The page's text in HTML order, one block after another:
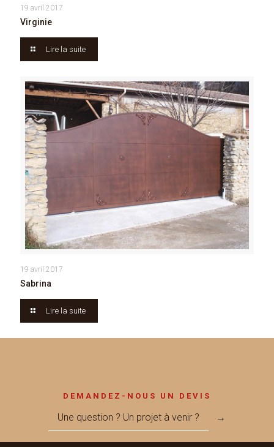
19 avril 2017
Virginie
Lire la suite
19 avril 2017
Sabrina
Lire la suite
DEMANDEZ-NOUS UN DEVIS
Une question ? Un projet à venir ? →